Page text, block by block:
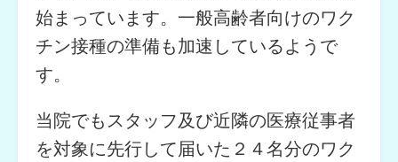
始まっています。一般高齢者向けのワク
チン接種の準備も加速しているようで
す。
当院でもスタッフ及び近隣の医療従事者
を対象に先行して届いた２４名分のワク